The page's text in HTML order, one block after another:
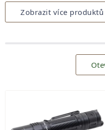
Zobrazit více produktů